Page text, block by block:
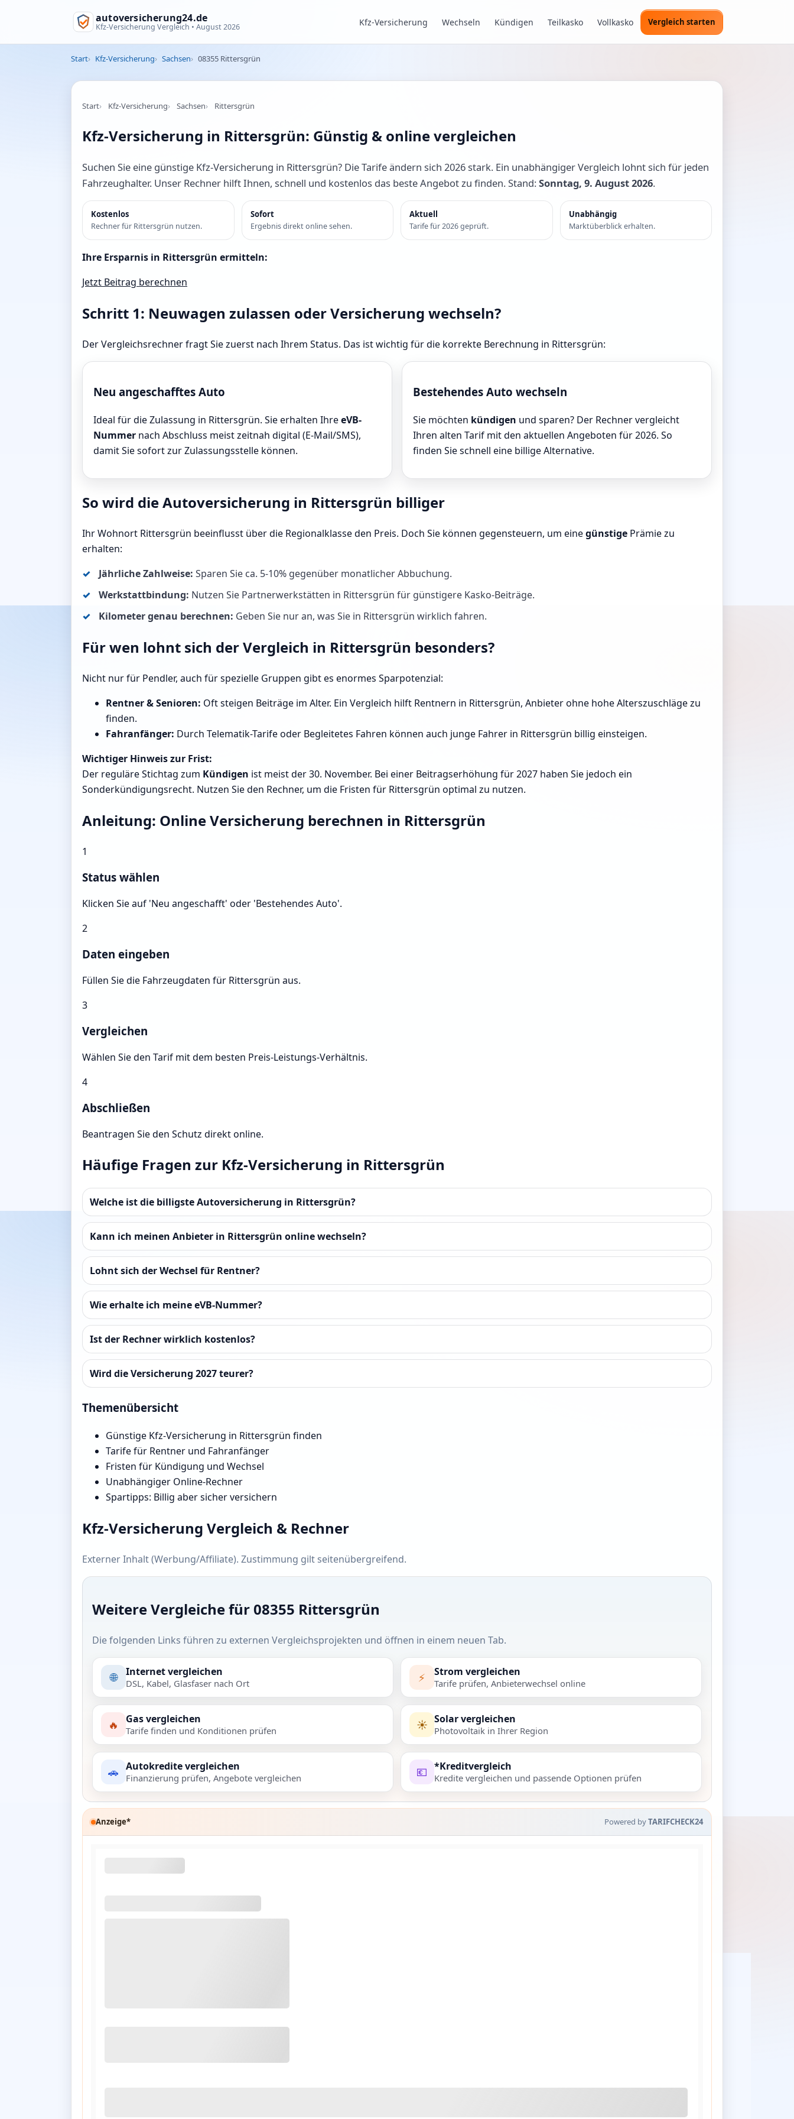
autoversicherung24.de
Kfz-Versicherung Vergleich • August 2026 Kfz-Versicherung Wechseln Kündigen Teilkasko Vollkasko Vergleich starten
Start Kfz-Versicherung Sachsen 08355 Rittersgrün
Start Kfz-Versicherung Sachsen Rittersgrün
Kfz-Versicherung in Rittersgrün: Günstig & online vergleichen
Suchen Sie eine günstige Kfz-Versicherung in Rittersgrün? Die Tarife ändern sich 2026 stark. Ein unabhängiger Vergleich lohnt sich für jeden
Fahrzeughalter. Unser Rechner hilft Ihnen, schnell und kostenlos das beste Angebot zu finden. Stand:Sonntag, 9. August 2026.
Kostenlos
Rechner für Rittersgrün nutzen.
Sofort
Ergebnis direkt online sehen.
Aktuell
Tarife für 2026 geprüft.
Unabhängig
Marktüberblick erhalten.
Ihre Ersparnis in Rittersgrün ermitteln:
Jetzt Beitrag berechnen
Schritt 1: Neuwagen zulassen oder Versicherung wechseln?
Der Vergleichsrechner fragt Sie zuerst nach Ihrem Status. Das ist wichtig für die korrekte Berechnung in Rittersgrün:
Neu angeschafftes Auto
Ideal für die Zulassung in Rittersgrün. Sie erhalten IhreeVB-
Nummer nach Abschluss meist zeitnah digital (E-Mail/SMS),
damit Sie sofort zur Zulassungsstelle können.
Bestehendes Auto wechseln
Sie möchten kündigen und sparen? Der Rechner vergleicht
Ihren alten Tarif mit den aktuellen Angeboten für 2026. So
finden Sie schnell eine billige Alternative.
So wird die Autoversicherung in Rittersgrün billiger
Ihr Wohnort Rittersgrün beeinflusst über die Regionalklasse den Preis. Doch Sie können gegensteuern, um einegünstige Prämie zu
erhalten:
Jährliche Zahlweise: Sparen Sie ca. 5-10% gegenüber monatlicher Abbuchung.
Werkstattbindung: Nutzen Sie Partnerwerkstätten in Rittersgrün für günstigere Kasko-Beiträge.
Kilometer genau berechnen: Geben Sie nur an, was Sie in Rittersgrün wirklich fahren.
Für wen lohnt sich der Vergleich in Rittersgrün besonders?
Nicht nur für Pendler, auch für spezielle Gruppen gibt es enormes Sparpotenzial:
Rentner & Senioren: Oft steigen Beiträge im Alter. Ein Vergleich hilft Rentnern in Rittersgrün, Anbieter ohne hohe Alterszuschläge zu
finden.
Fahranfänger: Durch Telematik-Tarife oder Begleitetes Fahren können auch junge Fahrer in Rittersgrün billig einsteigen.
Wichtiger Hinweis zur Frist:
Der reguläre Stichtag zum Kündigen ist meist der 30. November. Bei einer Beitragserhöhung für 2027 haben Sie jedoch ein
Sonderkündigungsrecht. Nutzen Sie den Rechner, um die Fristen für Rittersgrün optimal zu nutzen.
Anleitung: Online Versicherung berechnen in Rittersgrün
1
Status wählen
Klicken Sie auf 'Neu angeschafft' oder 'Bestehendes Auto'.
2
Daten eingeben
Füllen Sie die Fahrzeugdaten für Rittersgrün aus.
3
Vergleichen
Wählen Sie den Tarif mit dem besten Preis-Leistungs-Verhältnis.
4
Abschließen
Beantragen Sie den Schutz direkt online.
Häufige Fragen zur Kfz-Versicherung in Rittersgrün
Welche ist die billigste Autoversicherung in Rittersgrün?
Kann ich meinen Anbieter in Rittersgrün online wechseln?
Lohnt sich der Wechsel für Rentner?
Wie erhalte ich meine eVB-Nummer?
Ist der Rechner wirklich kostenlos?
Wird die Versicherung 2027 teurer?
Themenübersicht
Günstige Kfz-Versicherung in Rittersgrün finden
Tarife für Rentner und Fahranfänger
Fristen für Kündigung und Wechsel
Unabhängiger Online-Rechner
Spartipps: Billig aber sicher versichern
Kfz-Versicherung Vergleich & Rechner
Externer Inhalt (Werbung/Affiliate). Zustimmung gilt seitenübergreifend.
Weitere Vergleiche für 08355 Rittersgrün
Die folgenden Links führen zu externen Vergleichsprojekten und öffnen in einem neuen Tab.
🌐 Internet vergleichen
DSL, Kabel, Glasfaser nach Ort ⚡ Strom vergleichen
Tarife prüfen, Anbieterwechsel online
🔥 Gas vergleichen
Tarife finden und Konditionen prüfen ☀️ Solar vergleichen
Photovoltaik in Ihrer Region
🚗 Autokredite vergleichen
Finanzierung prüfen, Angebote vergleichen 💶 *Kreditvergleich
Kredite vergleichen und passende Optionen prüfen
Anzeige* Powered byTARIFCHECK24